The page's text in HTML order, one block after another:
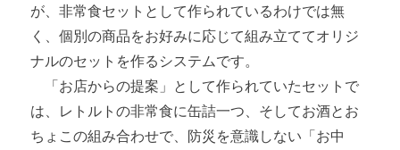
が、非常食セットとして作られているわけでは無
く、個別の商品をお好みに応じて組み立ててオリジ
ナルのセットを作るシステムです。
「お店からの提案」として作られていたセットで
は、レトルトの非常食に缶詰一つ、そしてお酒とお
ちょこの組み合わせで、防災を意識しない「お中